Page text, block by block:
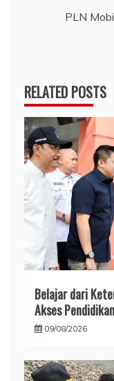
PLN
RELATED POSTS
Belajar dari
Akses
09/08/2026